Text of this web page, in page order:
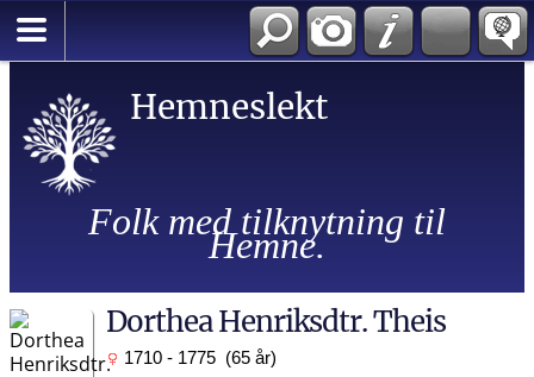
Hemneslekt
Folk med tilknytning til
Hemne.
Dorthea Henriksdtr. Theis
1710 - 1775 (65 år)